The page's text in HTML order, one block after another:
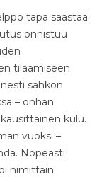
tapa säästää
onnistuu
tilaamiseen
sähkön
– onhan
kulu.
vuoksi –
Nopeasti
nimittäin